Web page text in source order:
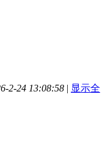
2-24 13:08:58 | 显示全